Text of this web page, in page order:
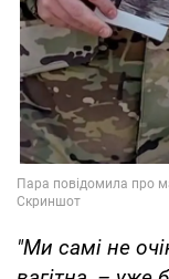
"Ми самі не